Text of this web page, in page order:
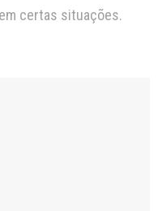
certas situações.